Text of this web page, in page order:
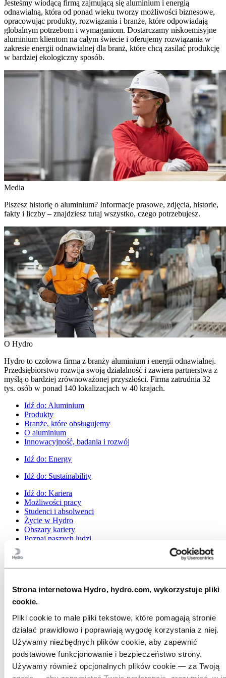
Strona internetowa Hydro, hydro.com, wykorzystuje pliki
cookie.
Pliki cookie to małe pliki tekstowe, które pomagają stronie
działać prawidłowo i poprawiają wygodę korzystania z niej.
Używamy niezbędnych plików cookie, aby zapewnić
podstawowe funkcjonowanie i bezpieczeństwo strony.
Używamy również opcjonalnych plików cookie — za Twoją
Jesteśmy wiodącą firmą zajmującą się aluminium i energią
odnawialną, która od ponad wieku tworzy możliwości biznesowe,
opracowując produkty, rozwiązania i branże, które odpowiadają
globalnym potrzebom i wymaganiom. Dostarczamy niskoemisyjne
aluminium klientom na całym świecie i oferujemy rozwiązania w
zakresie energii odnawialnej dla branż, które chcą zasilać produkcję
w bardziej ekologiczny sposób.
Media
Piszesz historię o aluminium? Informacje prasowe, zdjęcia, historie,
fakty i liczby – znajdziesz tutaj wszystko, czego potrzebujesz.
O Hydro
Hydro to czołowa firma z branży aluminium i energii odnawialnej.
Przedsiębiorstwo rozwija swoją działalność i zawiera partnerstwa z
myślą o bardziej zrównoważonej przyszłości. Firma zatrudnia 32
tys. osób w ponad 140 lokalizacjach w 40 krajach.
Idź do: Aluminium
Produkty
Branże, które obsługujemy
O aluminium
Innowacyjność, badania i rozwój
Idź do: Energy
Idź do: Sustainability
Idź do: Kariera
Możliwości pracy
Studenci i absolwenci
Życie w Hydro
Obszary kariery
Poznaj naszych ludzi
Idź do:
Nowości
Hydro w skrócie
Galeria multimediów
Idź do:O Hydro
To jest Hydro
Branże, które mają znaczenie